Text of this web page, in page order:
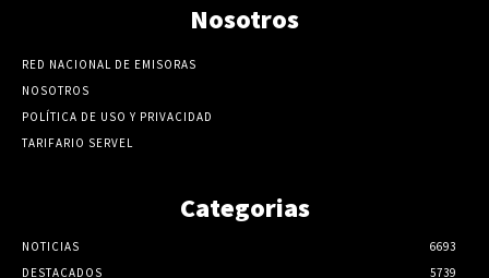
Nosotros
RED NACIONAL DE EMISORAS
NOSOTROS
POLÍTICA DE USO Y PRIVACIDAD
TARIFARIO SERVEL
Categorias
NOTICIAS
6693
DESTACADOS
5739